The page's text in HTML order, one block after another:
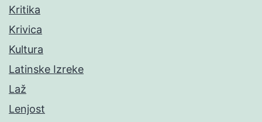
Kritika
Krivica
Kultura
Latinske Izreke
Laž
Lenjost